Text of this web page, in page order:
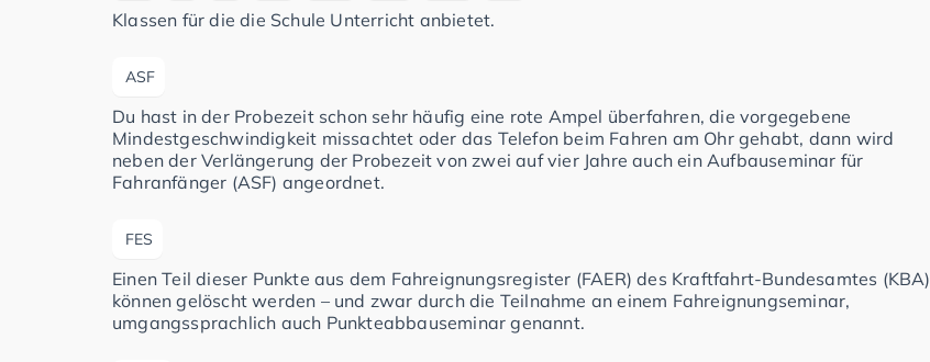
Klassen für die die Schule Unterricht anbietet.
ASF
Du hast in der Probezeit schon sehr häufig eine rote Ampel überfahren, die vorgegebene
Mindestgeschwindigkeit missachtet oder das Telefon beim Fahren am Ohr gehabt, dann wird
neben der Verlängerung der Probezeit von zwei auf vier Jahre auch ein Aufbauseminar für
Fahranfänger (ASF) angeordnet.
FES
Einen Teil dieser Punkte aus dem Fahreignungsregister (FAER) des Kraftfahrt-Bundesamtes (KBA)
können gelöscht werden – und zwar durch die Teilnahme an einem Fahreignungseminar,
umgangssprachlich auch Punkteabbauseminar genannt.